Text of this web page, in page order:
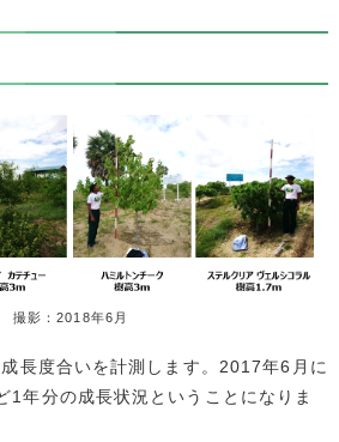
撮影：2018年6月
長度合いを計測します。2017年6月に
1年分の成長状況ということになりま